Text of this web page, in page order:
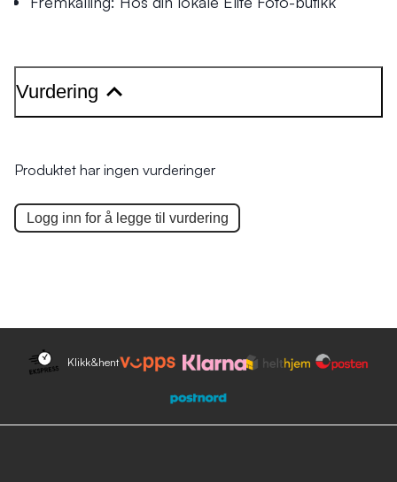
Vurdering
Produktet har ingen vurderinger
Logg inn for å legge til vurdering
Klikk&hent